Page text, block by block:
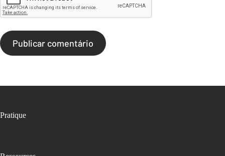
Publicar comentário
Pratique